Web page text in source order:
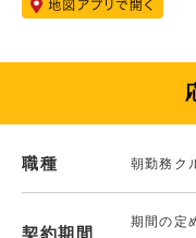
職種 朝勤務ク
契約期間
期間の定